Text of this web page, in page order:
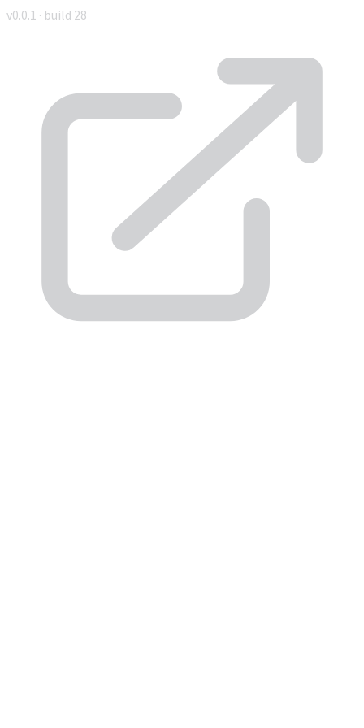
v0.0.1 · build 28